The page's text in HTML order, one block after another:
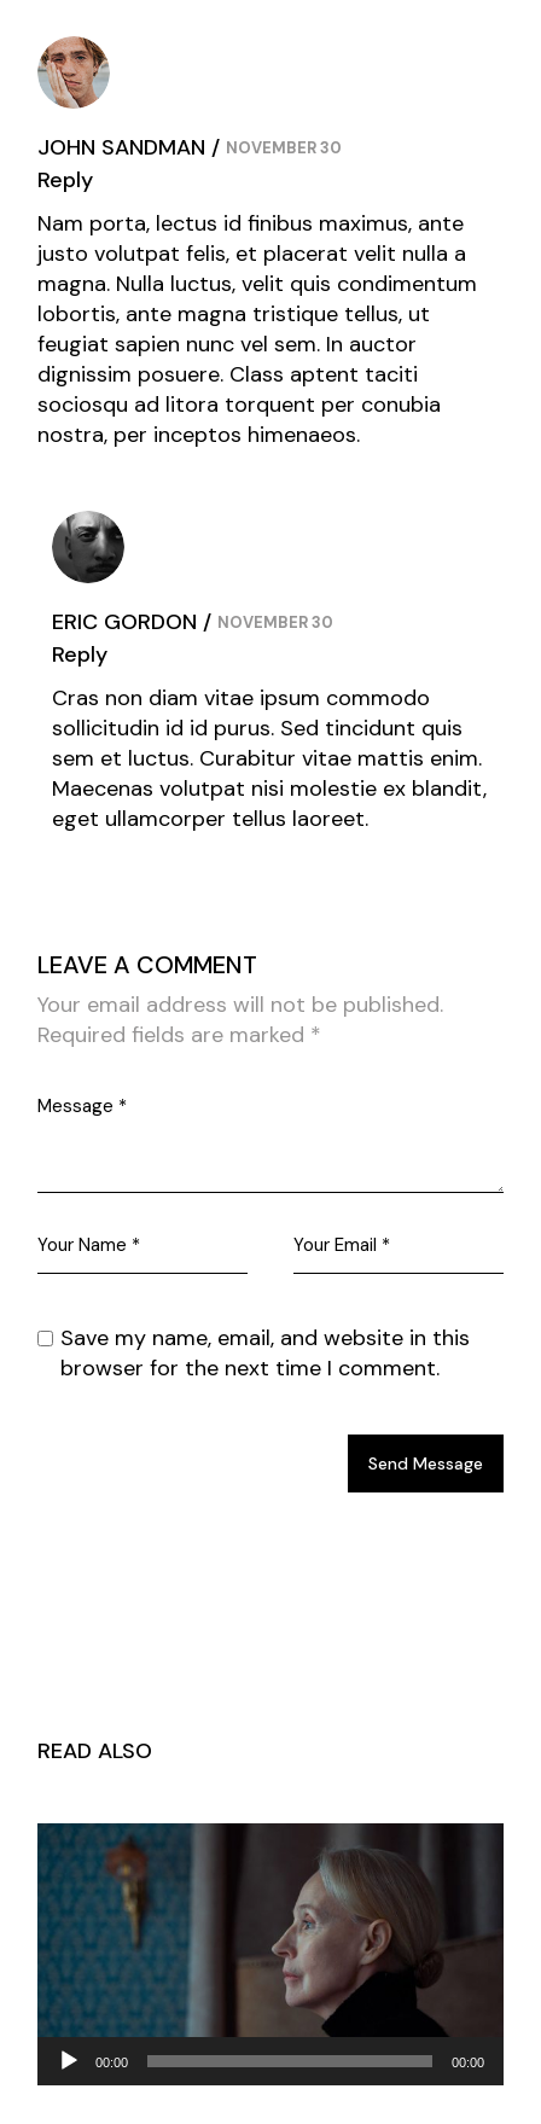
JOHN SANDMAN NOVEMBER 30
Reply
Nam porta, lectus id finibus maximus, ante
justo volutpat felis, et placerat velit nulla a
magna. Nulla luctus, velit quis condimentum
lobortis, ante magna tristique tellus, ut
feugiat sapien nunc vel sem. In auctor
dignissim posuere. Class aptent taciti
sociosqu ad litora torquent per conubia
nostra, per inceptos himenaeos.
ERIC GORDON NOVEMBER 30
Reply
Cras non diam vitae ipsum commodo
sollicitudin id id purus. Sed tincidunt quis
sem et luctus. Curabitur vitae mattis enim.
Maecenas volutpat nisi molestie ex blandit,
eget ullamcorper tellus laoreet.
LEAVE A COMMENT
Your email address will not be published.
Required fields are marked *
Save my name, email, and website in this
browser for the next time I comment.
Send Message
READ ALSO
Audio
Player
00:00 00:00